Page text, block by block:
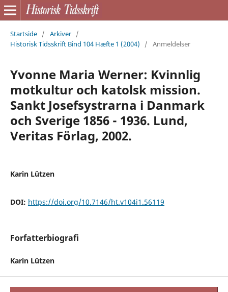
Startside / Arkiver /
Historisk Tidsskrift Bind 104 Hæfte 1 (2004)
/ Anmeldelser
Yvonne Maria Werner: Kvinnlig
motkultur och katolsk mission.
Sankt Josefsystrarna i Danmark
och Sverige 1856 - 1936. Lund,
Veritas Förlag, 2002.
Karin Lützen
DOI: https://doi.org/10.7146/ht.v104i1.56119
Forfatterbiografi
Karin Lützen